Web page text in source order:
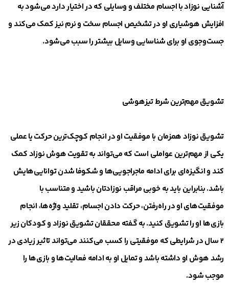
آشنایی نوزاد با اجسام مختلف و وسایلی که در اختیار دارد می‌شود به
افزایش هوشیاری او در تشخیص اجسام سخت و نرم نیز کمک می‌کند و
جست‌و‌جوی او برای شناسایی وسایل بیشتر را سبب می‌شود.
تشویق مهم‌ترین شرط تیزهوشی
تشویق نوزاد همزمان با موفقیت او در انجام کوچک‌ترین حرکت یا عملی
یکی از مهم‌ترین عواملی است که می‌تواند به تقویت هوش نوزاد کمک
کند و انگیزه‌ای برای ادامه ماجراجویی‌ها و شکوفا شدن توانایی‌هایش
باشد. بنابراین باید به خوبی مراقب نوزادتان باشید و متناسب با
موفقیت‌های او در راه‌رفتن، حرکت دادن اجسام، تقلید واژه‌ها، انجام
بازی‌ها او را تشویق کنید. به گفته محققان تشویق نوزاد و کودکان زیر
۲ سال در شرایطی که موفقیتی را کسب می‌کنند می‌تواند تاثیر زیادی در
رشد هوش او داشته باشد و تمایل او به ادامه فعالیت‌ها و بازی‌ها را
موجب شود.